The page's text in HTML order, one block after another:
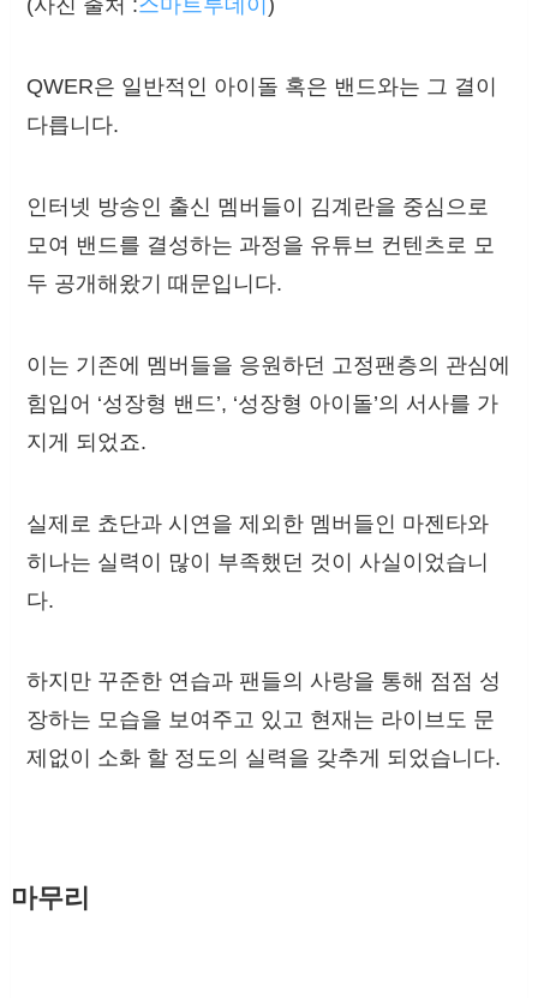
(사진 출처 :스마트투데이)
QWER은 일반적인 아이돌 혹은 밴드와는 그 결이
다릅니다.
인터넷 방송인 출신 멤버들이 김계란을 중심으로
모여 밴드를 결성하는 과정을 유튜브 컨텐츠로 모
두 공개해왔기 때문입니다.
이는 기존에 멤버들을 응원하던 고정팬층의 관심에
힘입어 ‘성장형 밴드’, ‘성장형 아이돌’의 서사를 가
지게 되었죠.
실제로 쵸단과 시연을 제외한 멤버들인 마젠타와
히나는 실력이 많이 부족했던 것이 사실이었습니
다.
하지만 꾸준한 연습과 팬들의 사랑을 통해 점점 성
장하는 모습을 보여주고 있고 현재는 라이브도 문
제없이 소화 할 정도의 실력을 갖추게 되었습니다.
마무리